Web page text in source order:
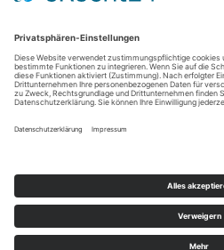
Unser Service
Unser Geschäft in Alzey
Unser Geschäft in Geisenheim
VERTRAG WIDERRUFEN